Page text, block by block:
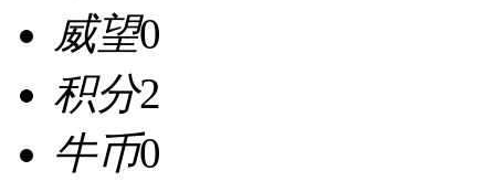
威望0
积分2
牛币0